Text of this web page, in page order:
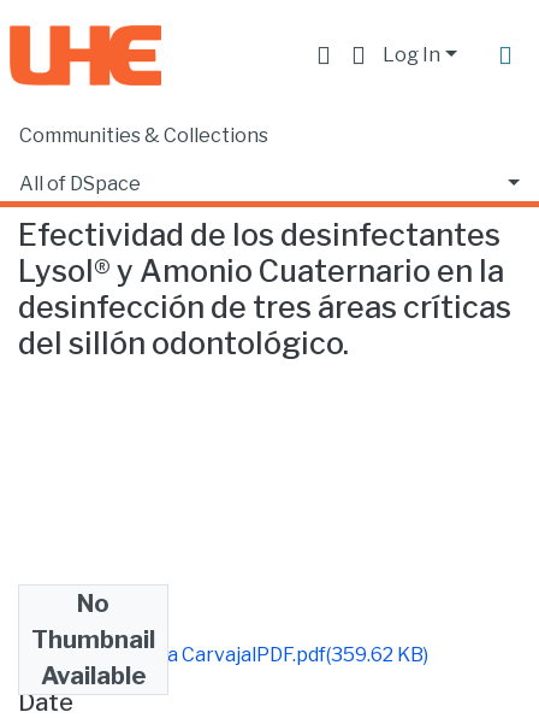
Log In
Communities & Collections
All of DSpace
Statistics
Home
Efectividad de los desinfectantes
Lysol® y Amonio Cuaternario en la
desinfección de tres áreas críticas
del sillón odontológico.
No
Thumbnail
Available
Tesis Final Camila CarvajalPDF.pdf(359.62 KB)
Date